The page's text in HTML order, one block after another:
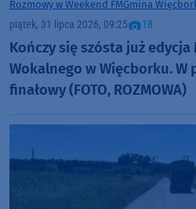
Rozmowy w Weekend FMGmina
piątek, 31 lipca 2026, 09:25 18
Kończy się szósta już
Wokalnego w Więcborku.
finałowy (FOTO, ROZMOWA)